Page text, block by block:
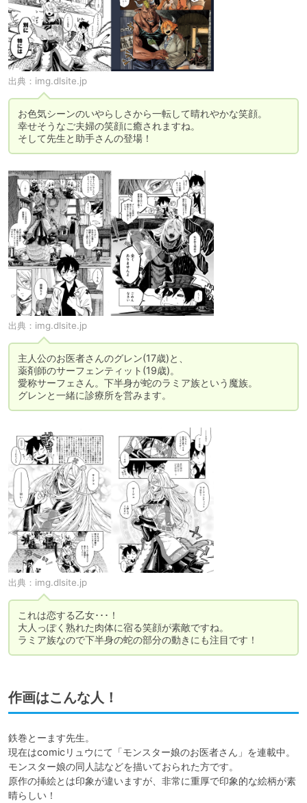
出典： img.dlsite.jp
お色気シーンのいやらしさから一転して晴れやかな笑顔。
幸せそうなご夫婦の笑顔に癒されますね。
そして先生と助手さんの登場！
出典： img.dlsite.jp
主人公のお医者さんのグレン(17歳)と、
薬剤師のサーフェンティット(19歳)。
愛称サーフェさん。下半身が蛇のラミア族という魔族。
グレンと一緒に診療所を営みます。
出典： img.dlsite.jp
これは恋する乙女･･･！
大人っぽく熟れた肉体に宿る笑顔が素敵ですね。
ラミア族なので下半身の蛇の部分の動きにも注目です！
作画はこんな人！
鉄巻とーます先生。
現在はcomicリュウにて「モンスター娘のお医者さん」を連載中。
モンスター娘の同人誌などを描いておられた方です。
原作の挿絵とは印象が違いますが、非常に重厚で印象的な絵柄が素
晴らしい！